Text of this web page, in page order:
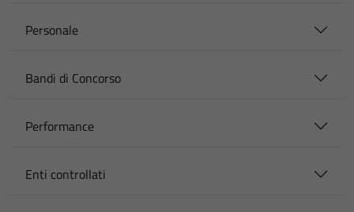
Personale
Bandi di Concorso
Performance
Enti controllati